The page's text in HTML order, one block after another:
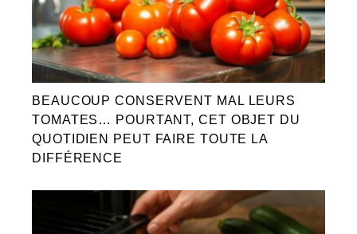
BEAUCOUP CONSERVENT MAL LEURS
TOMATES… POURTANT, CET OBJET DU
QUOTIDIEN PEUT FAIRE TOUTE LA
DIFFÉRENCE